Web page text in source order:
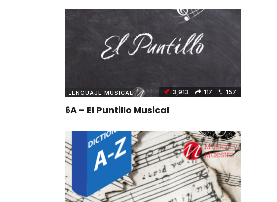
LENGUAJE MUSICAL 3,913 117 157
6A – El Puntillo Musical